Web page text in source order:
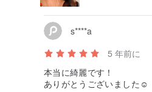
s****a
5 年前に
本当に綺麗です！
ありがとうございました☺️